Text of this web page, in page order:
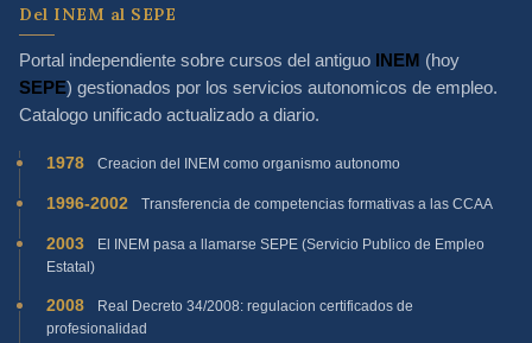
Del INEM al SEPE
Portal independiente sobre cursos del antiguo INEM (hoy
SEPE) gestionados por los servicios autonomicos de empleo.
Catalogo unificado actualizado a diario.
1978 Creacion del INEM como organismo autonomo
1996-2002 Transferencia de competencias formativas a las CCAA
2003
El INEM pasa a llamarse SEPE (Servicio Publico de Empleo
Estatal)
2008
Real Decreto 34/2008: regulacion certificados de
profesionalidad